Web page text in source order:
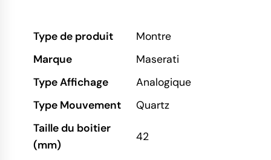
Type de produit
Montre
Marque
Maserati
Type Affichage
Analogique
Type Mouvement
Quartz
Taille du boitier
(mm)
42